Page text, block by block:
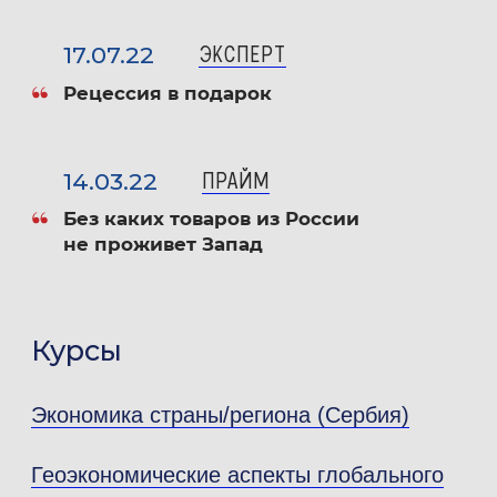
компетенций МГИМО, программа
02.2020 — 09.2020 — Школа бизнеса и
международных компетенций МГИМО
совместно с компанией Refinitiv,
компетенций МГИМО,
образовательная среда университета»
17.07.22 ЭКСПЕРТ
Рецессия в подарок
14.03.22 ПРАЙМ
Без каких товаров из России
не проживет Запад
Курсы
Экономика страны/региона (Сербия)
Геоэкономические аспекты глобального